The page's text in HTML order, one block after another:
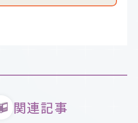
関連記事